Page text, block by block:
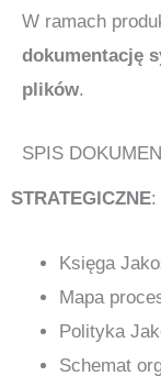
W ramach
dokumentację
plików.
SPIS
STRATEGICZNE:
Księga
Mapa
Polityka
Schemat